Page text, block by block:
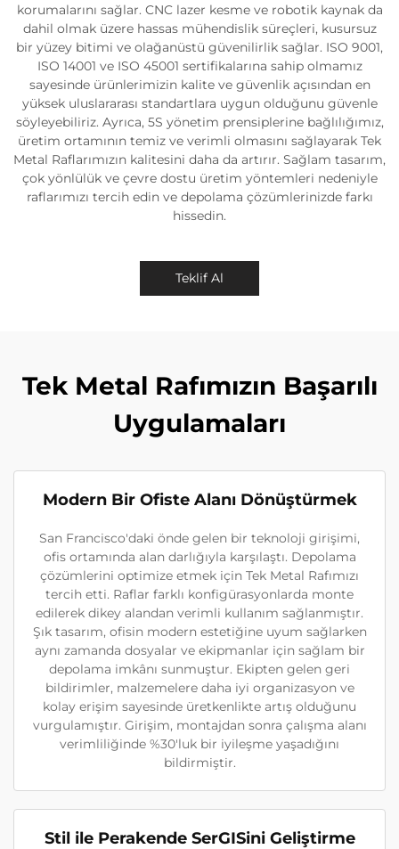
korumalarını sağlar. CNC lazer kesme ve robotik kaynak da
dahil olmak üzere hassas mühendislik süreçleri, kusursuz
bir yüzey bitimi ve olağanüstü güvenilirlik sağlar. ISO 9001,
ISO 14001 ve ISO 45001 sertifikalarına sahip olmamız
sayesinde ürünlerimizin kalite ve güvenlik açısından en
yüksek uluslararası standartlara uygun olduğunu güvenle
söyleyebiliriz. Ayrıca, 5S yönetim prensiplerine bağlılığımız,
üretim ortamının temiz ve verimli olmasını sağlayarak Tek
Metal Raflarımızın kalitesini daha da artırır. Sağlam tasarım,
çok yönlülük ve çevre dostu üretim yöntemleri nedeniyle
raflarımızı tercih edin ve depolama çözümlerinizde farkı
hissedin.
Teklif Al
Tek Metal Rafımızın Başarılı
Uygulamaları
Modern Bir Ofiste Alanı Dönüştürmek
San Francisco'daki önde gelen bir teknoloji girişimi,
ofis ortamında alan darlığıyla karşılaştı. Depolama
çözümlerini optimize etmek için Tek Metal Rafımızı
tercih etti. Raflar farklı konfigürasyonlarda monte
edilerek dikey alandan verimli kullanım sağlanmıştır.
Şık tasarım, ofisin modern estetiğine uyum sağlarken
aynı zamanda dosyalar ve ekipmanlar için sağlam bir
depolama imkânı sunmuştur. Ekipten gelen geri
bildirimler, malzemelere daha iyi organizasyon ve
kolay erişim sayesinde üretkenlikte artış olduğunu
vurgulamıştır. Girişim, montajdan sonra çalışma alanı
verimliliğinde %30'luk bir iyileşme yaşadığını
bildirmiştir.
Stil ile Perakende SerGISini Geliştirme